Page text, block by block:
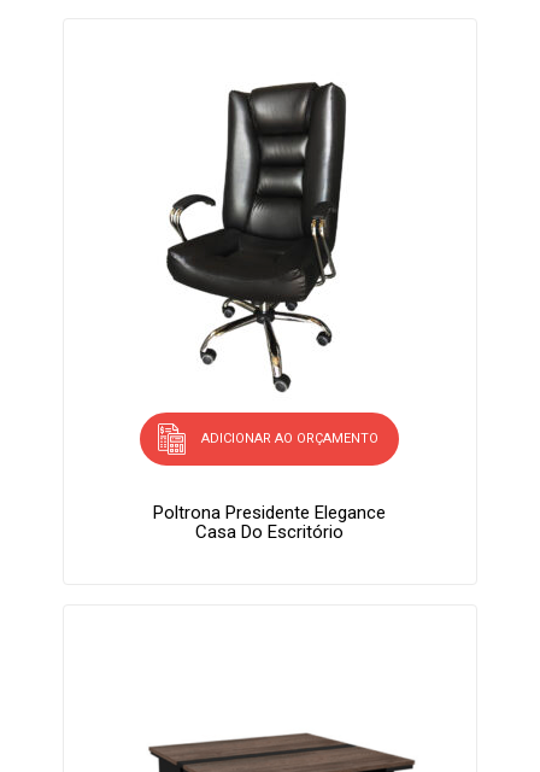
ADICIONAR AO ORÇAMENTO
Poltrona Presidente Elegance
Casa Do Escritório